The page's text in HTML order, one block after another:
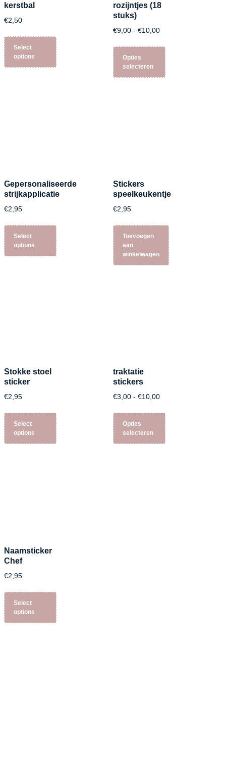
kerstbal
€2,50
Select
options
rozijntjes (18
stuks)
€9,00 - €10,00
Opties
selecteren
Gepersonaliseerde
strijkapplicatie
€2,95
Select
options
Stickers
speelkeukentje
€2,95
Toevoegen
aan
winkelwagen
Stokke stoel
sticker
€2,95
Select
options
traktatie
stickers
€3,00 - €10,00
Opties
selecteren
Naamsticker
Chef
€2,95
Select
options